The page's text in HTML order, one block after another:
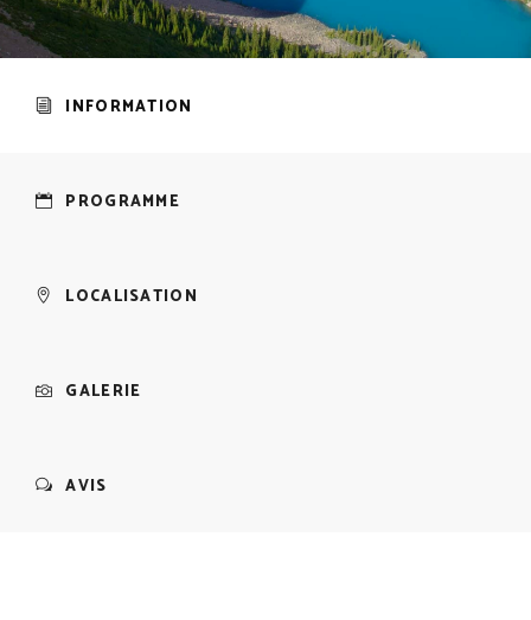
INFORMATION
PROGRAMME
LOCALISATION
GALERIE
AVIS